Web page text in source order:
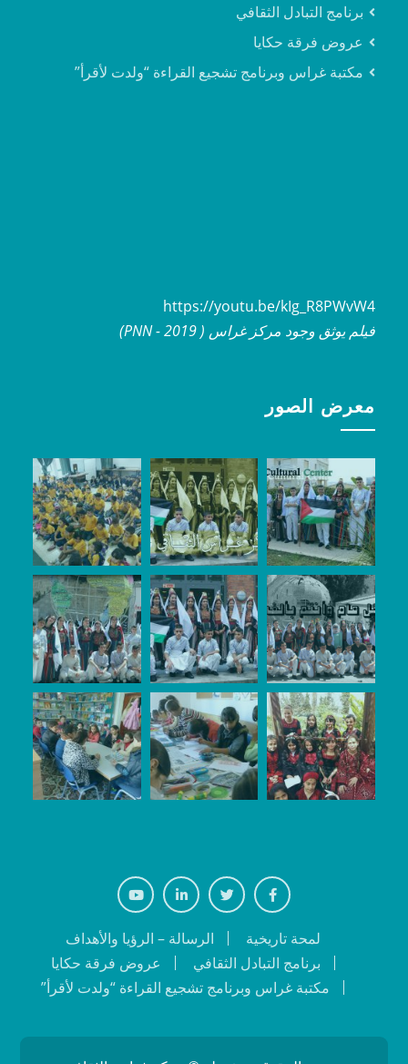
برنامج التبادل الثقافي
عروض فرقة حكايا
مكتبة غراس وبرنامج تشجيع القراءة “ولدت لأقرأ”
https://youtu.be/kIg_R8PWvW4
فيلم يوثق وجود مركز غراس ( 2019 - PNN)
معرض الصور
لمحة تاريخية
الرسالة – الرؤيا والأهداف
برنامج التبادل الثقافي
عروض فرقة حكايا
مكتبة غراس وبرنامج تشجيع القراءة “ولدت لأقرأ”